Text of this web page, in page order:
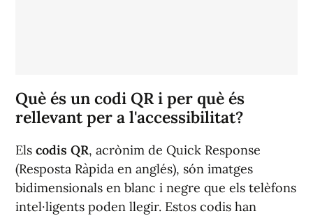
Què és un codi QR i per què és
rellevant per a l'accessibilitat?
Els codis QR, acrònim de Quick Response
(Resposta Ràpida en anglés), són imatges
bidimensionals en blanc i negre que els telèfons
intel·ligents poden llegir. Estos codis han